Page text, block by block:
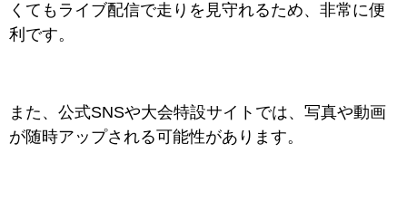
くてもライブ配信で走りを見守れるため、非常に便
利です。
また、公式SNSや大会特設サイトでは、写真や動画
が随時アップされる可能性があります。